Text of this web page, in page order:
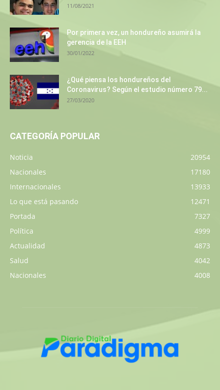
11/08/2021
Por primera vez, un hondureño asumirá la
gerencia de la EEH
30/01/2022
¿Qué piensa los hondureños del
Coronavirus? Según el estudio número 79...
27/03/2020
CATEGORÍA POPULAR
Noticia
20954
Nacionales
17180
Internacionales
13933
Lo que está pasando
12471
Portada
7327
Política
4999
Actualidad
4873
Salud
4042
Nacionales
4008